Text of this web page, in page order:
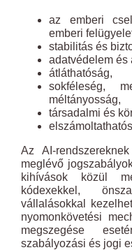
az emberi
emberi
stabilitás és
adatvédelem és
átláthatóság,
sokféleség,
méltányosság,
társadalmi és
Az AI-
meglévő
kihívások közül
kódexekkel,
vállalásokkal
nyomonkövetési
megszegése
szabályozási és jogi